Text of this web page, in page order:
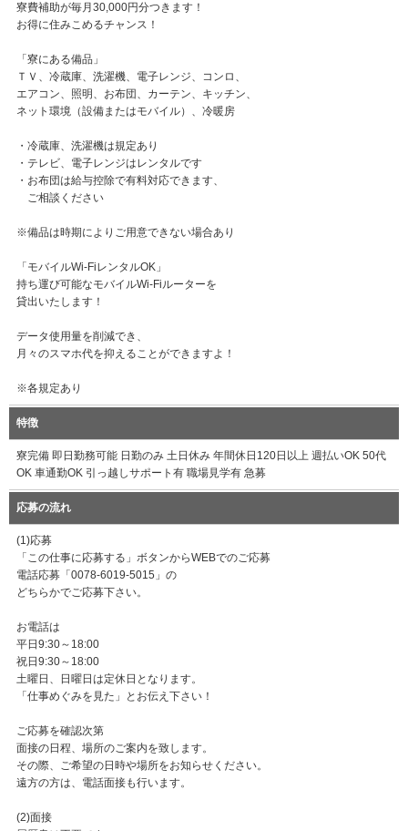
寮費補助が毎月30,000円分つきます！
お得に住みこめるチャンス！
「寮にある備品」
ＴＶ、冷蔵庫、洗濯機、電子レンジ、コンロ、
エアコン、照明、お布団、カーテン、キッチン、
ネット環境（設備またはモバイル）、冷暖房
・冷蔵庫、洗濯機は規定あり
・テレビ、電子レンジはレンタルです
・お布団は給与控除で有料対応できます、
ご相談ください
※備品は時期によりご用意できない場合あり
「モバイルWi-FiレンタルOK」
持ち運び可能なモバイルWi-Fiルーターを
貸出いたします！
データ使用量を削減でき、
月々のスマホ代を抑えることができますよ！
※各規定あり
特徴
寮完備 即日勤務可能 日勤のみ 土日休み 年間休日120日以上 週払いOK 50代
OK 車通勤OK 引っ越しサポート有 職場見学有 急募
応募の流れ
(1)応募
「この仕事に応募する」ボタンからWEBでのご応募
電話応募「0078-6019-5015」の
どちらかでご応募下さい。
お電話は
平日9:30～18:00
祝日9:30～18:00
土曜日、日曜日は定休日となります。
「仕事めぐみを見た」とお伝え下さい！
ご応募を確認次第
面接の日程、場所のご案内を致します。
その際、ご希望の日時や場所をお知らせください。
遠方の方は、電話面接も行います。
(2)面接